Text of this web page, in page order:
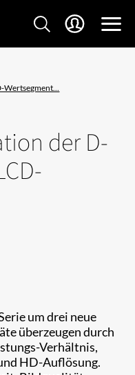
Wertsegment...
der D-
um drei neue
überzeugen durch
Verhältnis,
HD-Auflösung.